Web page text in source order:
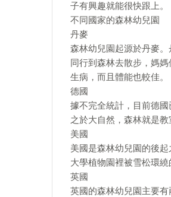
子有興趣就能很快跟上。
不同國家的森林幼兒園
丹麥
森林幼兒園起源於丹麥
同行到森林去散步，媽
生病，而且體能也較佳。
德國
據不完全統計，目前德
之於大自然，森林就是
美國
美國是森林幼兒園的後
大學植物園裡被雪松環繞
英國
英國的森林幼兒園主要